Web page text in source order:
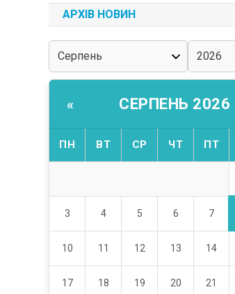
АРХІВ НОВИН
« СЕРПЕНЬ 2026
ПН ВТ СР ЧТ ПТ
3 4 5 6 7
10 11 12 13 14
17 18 19 20 21